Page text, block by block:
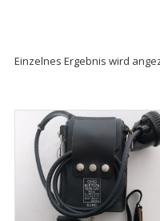
Einzelnes Ergebnis wird